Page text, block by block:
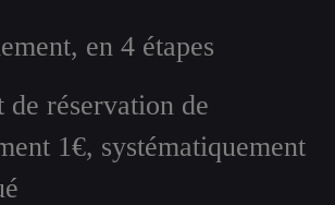
en 4 étapes
de réservation de
1€, systématiquement